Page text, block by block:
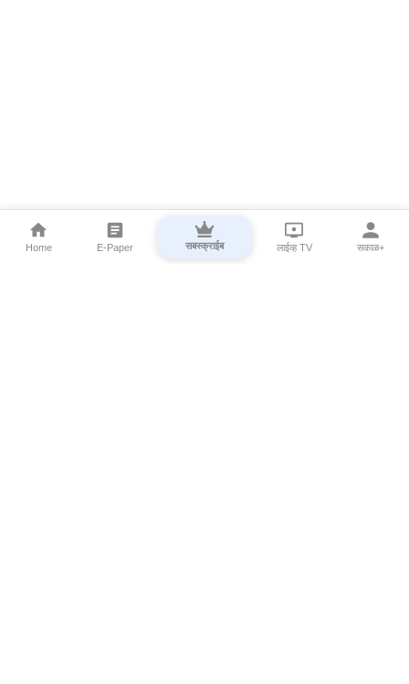
Home E-Paper सबस्क्राईब लाईव्ह TV सकाळ+